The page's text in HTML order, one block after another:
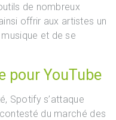
de nombreux
offrir aux artistes un
et de se
pour YouTube
Spotify s’attaque
du marché des